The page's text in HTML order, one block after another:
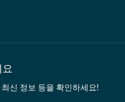
요
신 정보 등을 확인하세요!